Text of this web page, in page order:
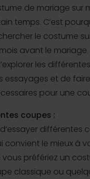
de mariage sur
temps. C’est
le costume
avant le
les
essayages et de
pour une
coupes :
différentes
convient le mieux à
vous préfériez un
classique ou